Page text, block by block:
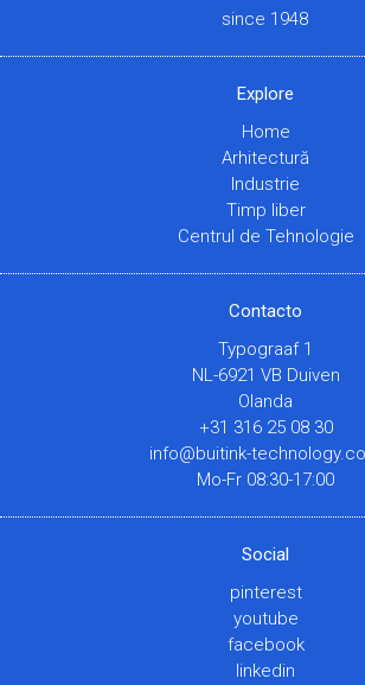
since 1948
Explore
Home
Arhitectură
Industrie
Timp liber
Centrul de Tehnologie
Contacto
Typograaf 1
NL-6921 VB Duiven
Olanda
+31 316 25 08 30
info@buitink-
Mo-Fr 08:30-17:00
Social
pinterest
youtube
facebook
linkedin